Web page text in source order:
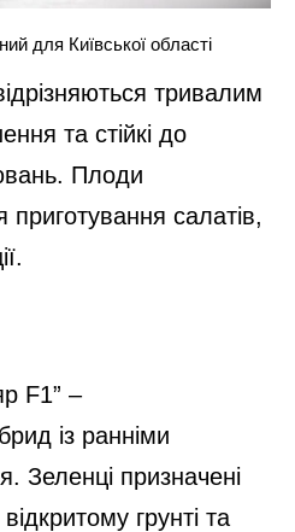
для Київської області
тривалим
та стійкі до
Плоди
салатів,
F1” –
із ранніми
Зеленці призначені
грунті та